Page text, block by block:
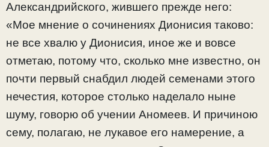
Александрийского, жившего прежде него:
«Мое мнение о сочинениях Дионисия таково:
не все хвалю у Дионисия, иное же и вовсе
отметаю, потому что, сколько мне известно, он
почти первый снабдил людей семенами этого
нечестия, которое столько наделало ныне
шуму, говорю об учении Аномеев. И причиною
сему, полагаю, не лукавое его намерение, а